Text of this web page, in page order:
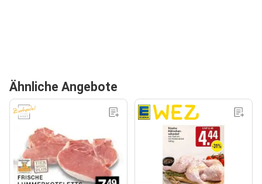
Ähnliche Angebote